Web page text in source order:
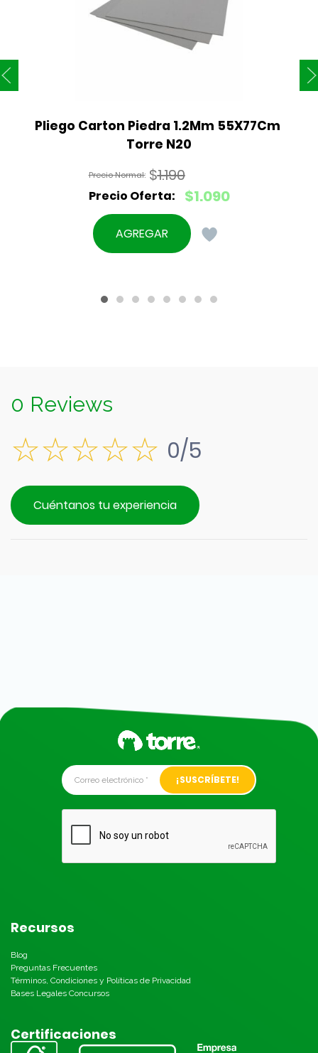
Pliego Carton Piedra 1.2Mm 55X77Cm
Torre N20
$1.190
El
precio
original
$1.090
El
precio
actual
AGREGAR
0 Reviews
0/5
Cuéntanos tu experiencia
Alternative:
Recursos
Blog
Preguntas Frecuentes
Términos, Condiciones y Políticas de Privacidad
Bases Legales Concursos
Certificaciones